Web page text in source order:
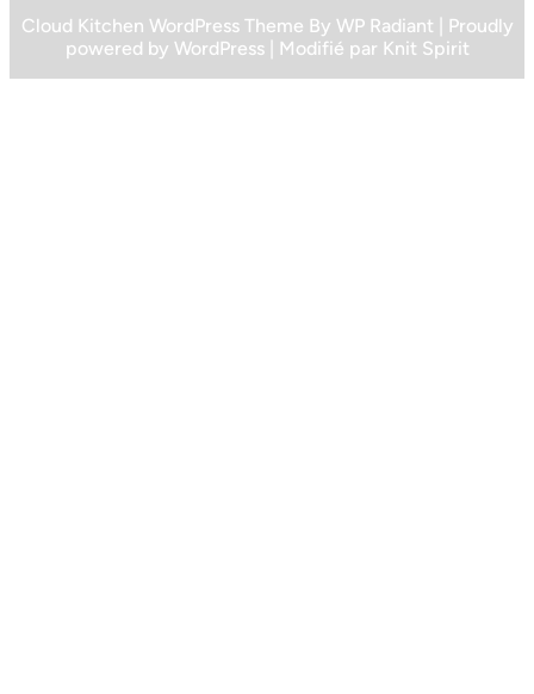
Cloud Kitchen WordPress Theme By WP Radiant | Proudly
powered by WordPress| Modifié par Knit Spirit